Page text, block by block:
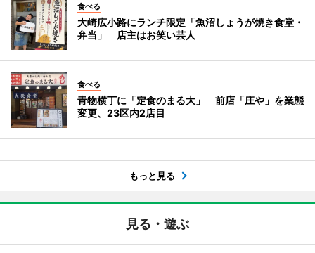
食べる
大崎広小路にランチ限定「魚沼しょうが焼き食堂・
弁当」 店主はお笑い芸人
食べる
青物横丁に「定食のまる大」 前店「庄や」を業態
変更、23区内2店目
もっと見る
見る・遊ぶ